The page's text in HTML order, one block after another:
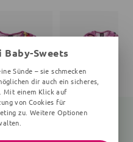
Baby-Sweets
Sünde – sie schmecken
dir auch ein sicheres,
Mit einem Klick auf
von Cookies für
zu. Weitere Optionen